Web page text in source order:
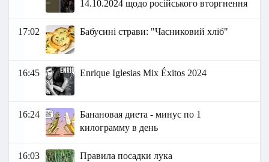
14.10.2024 щодо російського вторгнення
17:02 Бабусині страви: "Часниковий хліб"
16:45 Enrique Iglesias Mix Éxitos 2024
16:24
Банановая диета - минус по 1
килограмму в день
16:03 Правила посадки лука